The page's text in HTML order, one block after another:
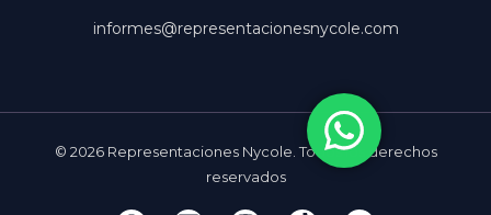
informes@representacionesnycole.com
© 2026 Representaciones Nycole. Todos los derechos
reservados